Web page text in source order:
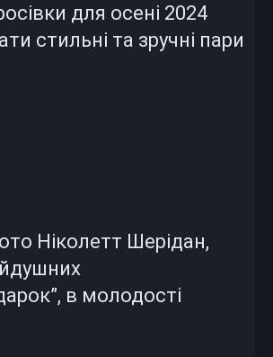
для осені 2024
стильні та зручні пари
Ніколетт Шерідан,
в молодості